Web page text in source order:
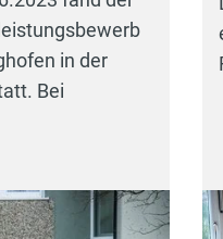
in der
Bei